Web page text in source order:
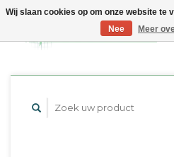
Wij slaan cookies op om onze website te
Nee
Meer